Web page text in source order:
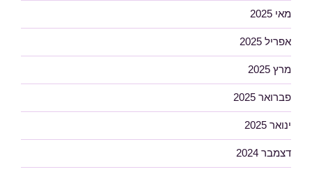
מאי 2025
אפריל 2025
מרץ 2025
פברואר 2025
ינואר 2025
דצמבר 2024